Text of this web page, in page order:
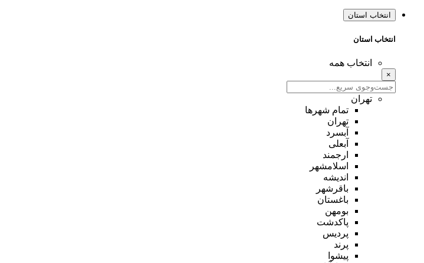
انتخاب استان
انتخاب استان
انتخاب همه
×
تهران
تمام شهر‌ها
تهران
آبسرد
آبعلی
ارجمند
اسلامشهر
اندیشه
باقرشهر
باغستان
بومهن
پاکدشت
پردیس
پرند
پیشوا